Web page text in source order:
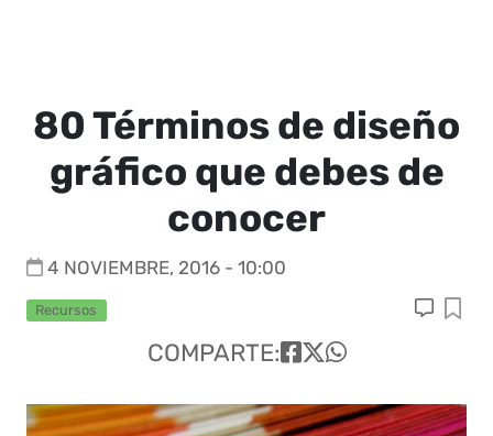
80 Términos de diseño
gráfico que debes de
conocer
4 NOVIEMBRE, 2016 - 10:00
Recursos
COMPARTE: